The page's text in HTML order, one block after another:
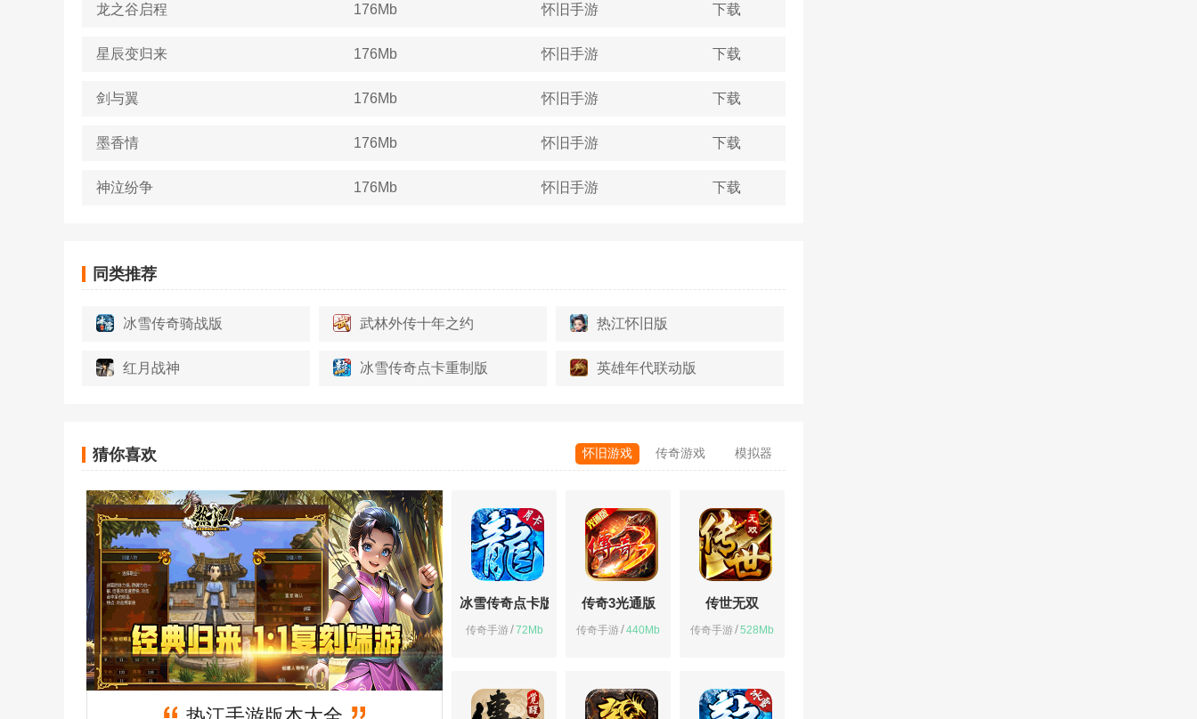
龙之谷启程 176Mb 怀旧手游 下载
星辰变归来 176Mb 怀旧手游 下载
剑与翼 176Mb 怀旧手游 下载
墨香情 176Mb 怀旧手游 下载
神泣纷争 176Mb 怀旧手游 下载
同类推荐
冰雪传奇骑战版 武林外传十年之约 热江怀旧版
红月战神 冰雪传奇点卡重制版 英雄年代联动版
猜你喜欢 怀旧游戏 传奇游戏 模拟器
冰雪传奇点卡版
传奇手游/72Mb
传奇3光通版
传奇手游/440Mb
传世无双
传奇手游/528Mb